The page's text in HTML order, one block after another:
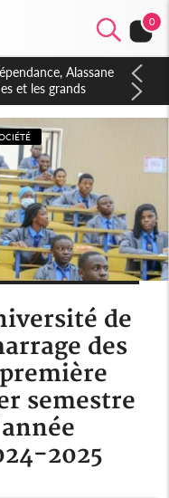
0
admire le modèle
le développement
de
des
semestre
2025